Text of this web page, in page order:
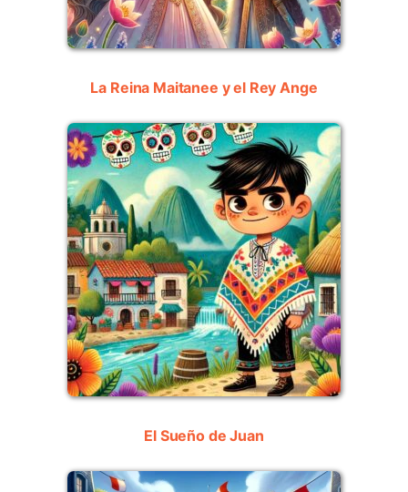
La Reina Maitanee y el Rey Ange
El Sueño de Juan